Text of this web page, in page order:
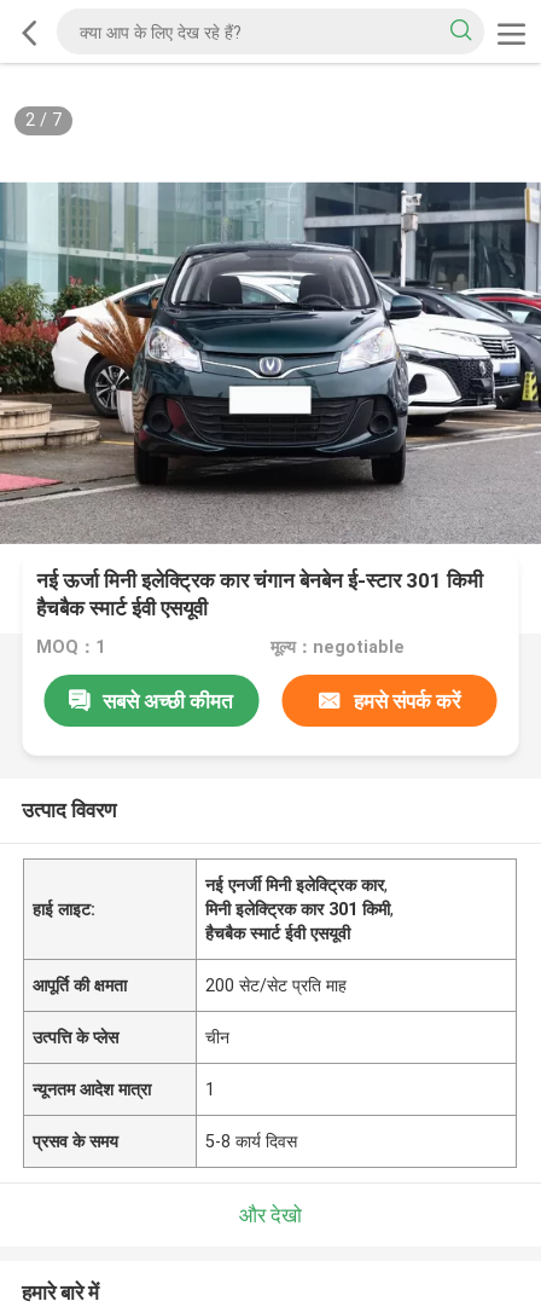
2/ 7
नई ऊर्जा मिनी इलेक्ट्रिक कार चंगान बेनबेन ई-स्टार 301 किमी
हैचबैक स्मार्ट ईवी एसयूवी
MOQ：1 मूल्य：negotiable
सबसे अच्छी कीमत हमसे संपर्क करें
उत्पाद विवरण
हाई लाइट:
नई एनर्जी मिनी इलेक्ट्रिक कार,
मिनी इलेक्ट्रिक कार 301 किमी,
हैचबैक स्मार्ट ईवी एसयूवी
आपूर्ति की क्षमता 200 सेट/सेट प्रति माह
उत्पत्ति के प्लेस चीन
न्यूनतम आदेश मात्रा 1
प्रसव के समय 5-8 कार्य दिवस
और देखो
हमारे बारे में